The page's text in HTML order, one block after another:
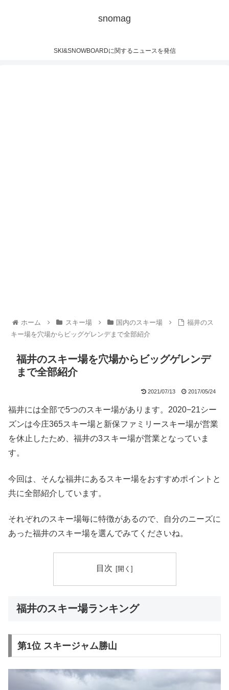
snomag
SKI&SNOWBOARDに関するニュースを発信
ホーム スキー場 国内のスキー場
福井のス
キー場を穴場からビッグゲレンデまで全部紹介
福井のスキー場を穴場からビッグゲレンデ
まで全部紹介
2021/07/13 2017/05/24
福井には全部で5つのスキー場があります。2020−21シー
ズンは今庄365スキー場と新保ファミリースキー場が営業
を休止したため、福井の3スキー場が営業となっていま
す。
今回は、そんな福井にあるスキー場をおすすめポイントと
共に全部紹介しています。
それぞれのスキー場毎に特徴があるので、自分のニーズに
あった福井のスキー場を選んでみてくださいね。
目次
福井のスキー場ランキング
第1位 スキージャム勝山